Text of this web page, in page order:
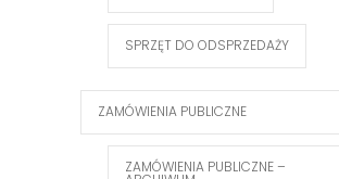
SPRZĘT DO ODSPRZEDAŻY
ZAMÓWIENIA PUBLICZNE
ZAMÓWIENIA PUBLICZNE –